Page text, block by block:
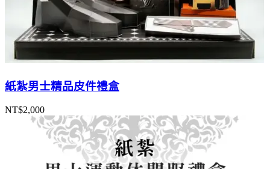
紙紮男士精品皮件禮盒
NT$2,000